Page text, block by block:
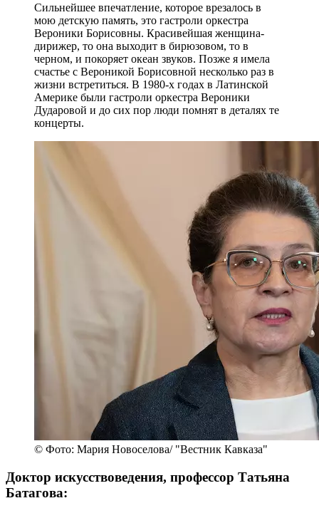
Сильнейшее впечатление, которое врезалось в
мою детскую память, это гастроли оркестра
Вероники Борисовны. Красивейшая женщина-
дирижер, то она выходит в бирюзовом, то в
черном, и покоряет океан звуков. Позже я имела
счастье с Вероникой Борисовной несколько раз в
жизни встретиться. В 1980-х годах в Латинской
Америке были гастроли оркестра Вероники
Дударовой и до сих пор люди помнят в деталях те
концерты.
© Фото: Мария Новоселова/ "Вестник Кавказа"
Доктор искусствоведения, профессор Татьяна
Батагова: